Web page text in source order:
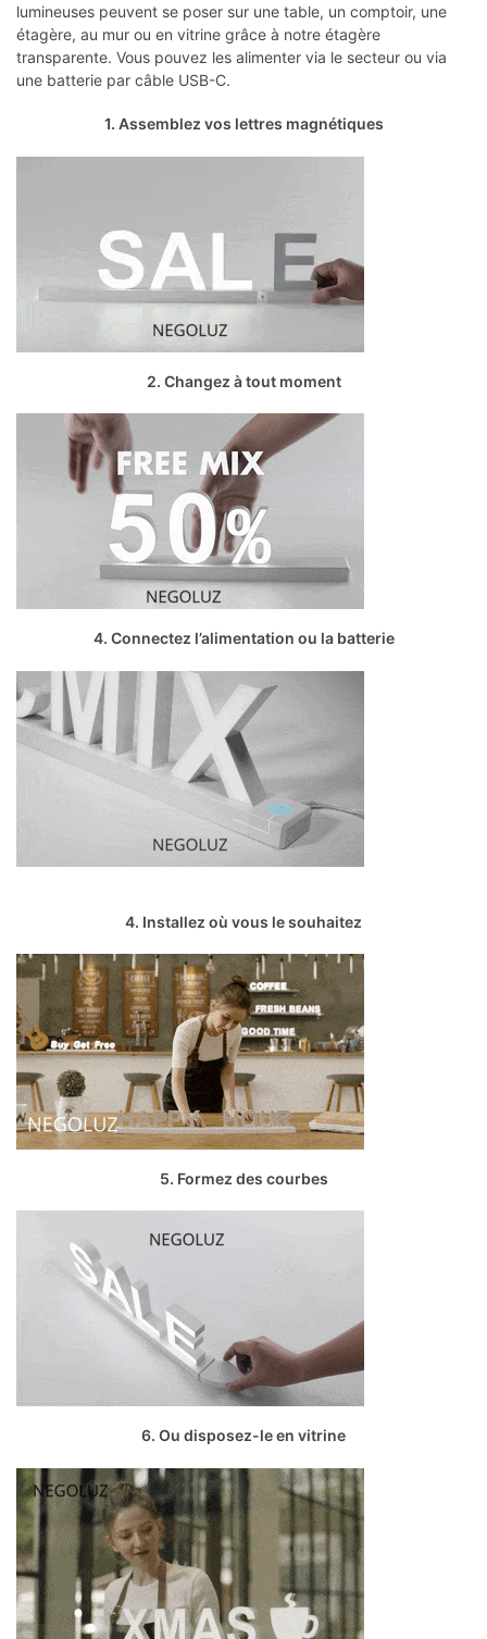
lumineuses peuvent se poser sur une table, un comptoir, une
étagère, au mur ou en vitrine grâce à notre étagère
transparente. Vous pouvez les alimenter via le secteur ou via
une batterie par câble USB-C.
1. Assemblez vos lettres magnétiques
2. Changez à tout moment
4. Connectez l’alimentation ou la batterie
4. Installez où vous le souhaitez
5. Formez des courbes
6. Ou disposez-le en vitrine